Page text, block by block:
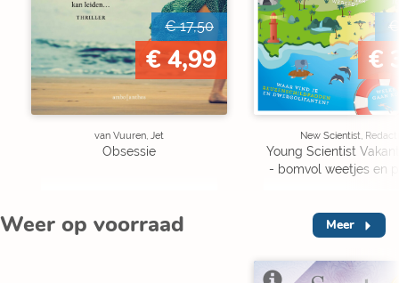
€ 17,50
€ 4,99
van Vuuren, Jet
Obsessie
€
New Scientist,
Young Scientist
- bomvol weetjes en
Weer op voorraad Meer